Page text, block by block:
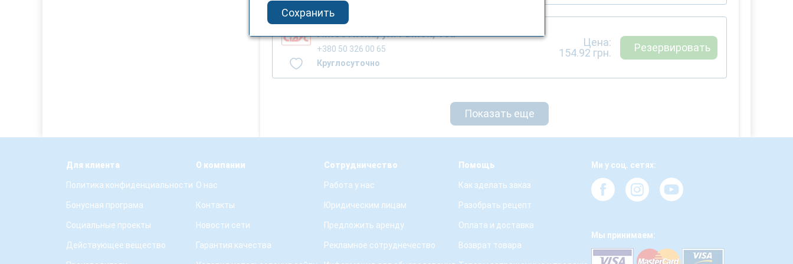
г.Мостиска, ул. Рынок, 13а
+380 50 326 00 65
Круглосуточно
Цена:
154.92 грн. Резервировать
Показать еще
Для клиента
Политика конфиденциальности
Бонусная програма
Социальные проекты
Действующее вещество
О компании
О нас
Контакты
Новости сети
Гарантия качества
Сотрудничество
Работа у нас
Юридическим лицам
Предложить аренду
Рекламное сотруднечество
Помощь
Как зделать заказ
Разобрать рецепт
Оплата и доставка
Возврат товара
Ми у соц. сетях:
Мы принимаем:
Сохранить